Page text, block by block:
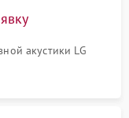
акустики LG